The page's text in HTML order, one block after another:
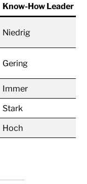
Know-How Leader
Niedrig
Gering
Immer
Stark
Hoch